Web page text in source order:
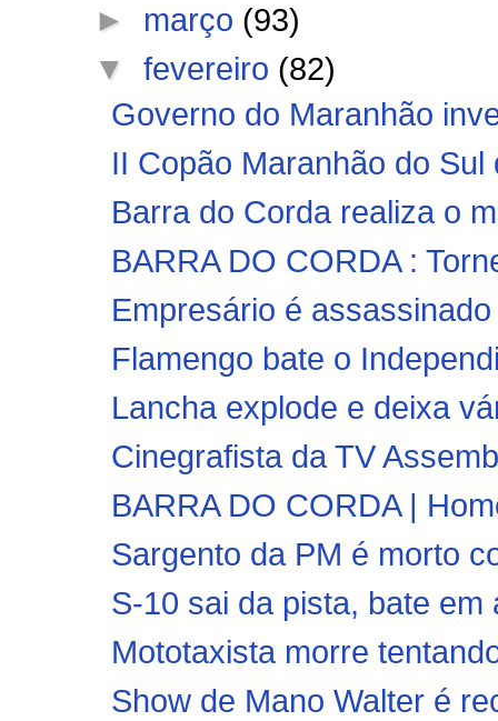
► março (93)
▼fevereiro (82)
Governo do Maranhão
II Copão Maranhão do
Barra do Corda realiza o
BARRA DO CORDA :
Empresário é
Flamengo bate o
Lancha explode e deixa
Cinegrafista da TV
BARRA DO CORDA |
Sargento da PM é morto
S-10 sai da pista, bate
Mototaxista morre
Show de Mano Walter é